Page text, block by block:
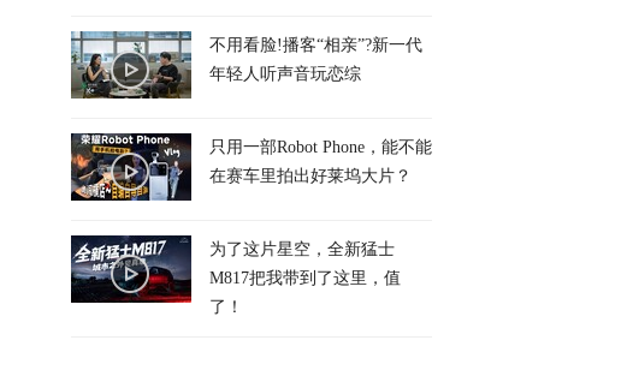
不用看脸!播客“相亲”?新一代
年轻人听声音玩恋综
只用一部Robot Phone，能不能
在赛车里拍出好莱坞大片？
为了这片星空，全新猛士
M817把我带到了这里，值
了！